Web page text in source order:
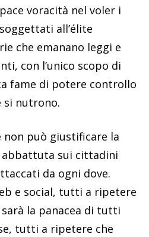
voracità nel voler i
all’élite
che emanano leggi e
con l’unico scopo di
fame di potere controllo
si nutrono.
non può giustificare la
abbattuta sui cittadini
da ogni dove.
e social, tutti a ripetere
sarà la panacea di tutti
tutti a ripetere che